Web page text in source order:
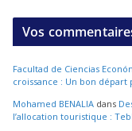
Vos
Facultad de Ciencias
croissance : Un bon départ
Mohamed BENALIA dans
l’allocation touristique :